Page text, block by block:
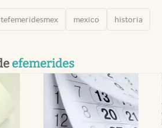
mexico historia
efemerides